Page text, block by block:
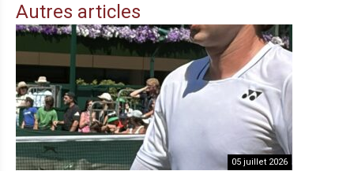
Autres articles
05 juillet 2026